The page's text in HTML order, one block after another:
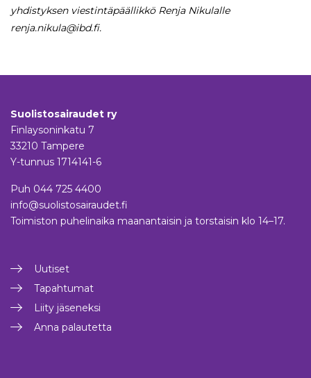
yhdistyksen viestintäpäällikkö Renja Nikulalle
renja.nikula@ibd.fi.
Suolistosairaudet ry
Finlaysoninkatu 7
33210 Tampere
Y-tunnus 1714141-6
Puh 044 725 4400
info@suolistosairaudet.fi
Toimiston puhelinaika maanantaisin ja torstaisin klo 14–17.
Uutiset
Tapahtumat
Liity jäseneksi
Anna palautetta